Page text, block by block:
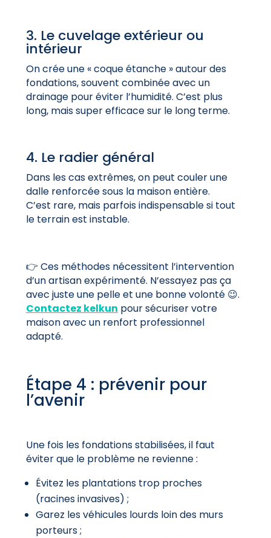
3. Le cuvelage extérieur ou
intérieur
On crée une « coque étanche » autour des
fondations, souvent combinée avec un
drainage pour éviter l’humidité. C’est plus
long, mais super efficace sur le long terme.
4. Le radier général
Dans les cas extrêmes, on peut couler une
dalle renforcée sous la maison entière.
C’est rare, mais parfois indispensable si tout
le terrain est instable.
👉 Ces méthodes nécessitent l’intervention
d’un artisan expérimenté. N’essayez pas ça
avec juste une pelle et une bonne volonté 😉.
Contactez kelkun pour sécuriser votre
maisonavec un renfort professionnel
adapté.
Étape 4 : prévenir pour
l’avenir
Une fois les fondations stabilisées, il faut
éviter que le problème ne revienne :
Évitez les plantations trop proches
(racines invasives) ;
Garez les véhicules lourds loin des murs
porteurs ;